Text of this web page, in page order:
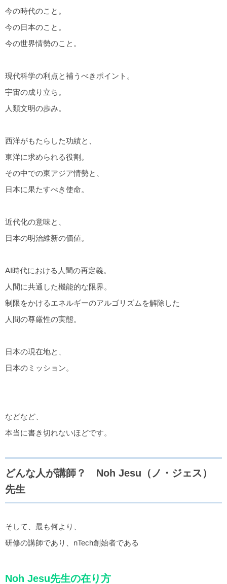
今の時代のこと。
今の日本のこと。
今の世界情勢のこと。
現代科学の利点と補うべきポイント。
宇宙の成り立ち。
人類文明の歩み。
西洋がもたらした功績と、
東洋に求められる役割。
その中での東アジア情勢と、
日本に果たすべき使命。
近代化の意味と、
日本の明治維新の価値。
AI時代における人間の再定義。
人間に共通した機能的な限界。
制限をかけるエネルギーのアルゴリズムを解除した
人間の尊厳性の実態。
日本の現在地と、
日本のミッション。
などなど、
本当に書き切れないほどです。
どんな人が講師？ Noh Jesu（ノ・ジェス）
先生
そして、最も何より、
研修の講師であり、nTech創始者である
Noh Jesu先生の在り方